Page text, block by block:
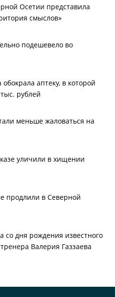
Осетии представила
смыслов»
подешевело во
аптеку, в которой
рублей
меньше жаловаться на
уличили в хищении
продлили в Северной
со дня рождения известного
Валерия Газзаева